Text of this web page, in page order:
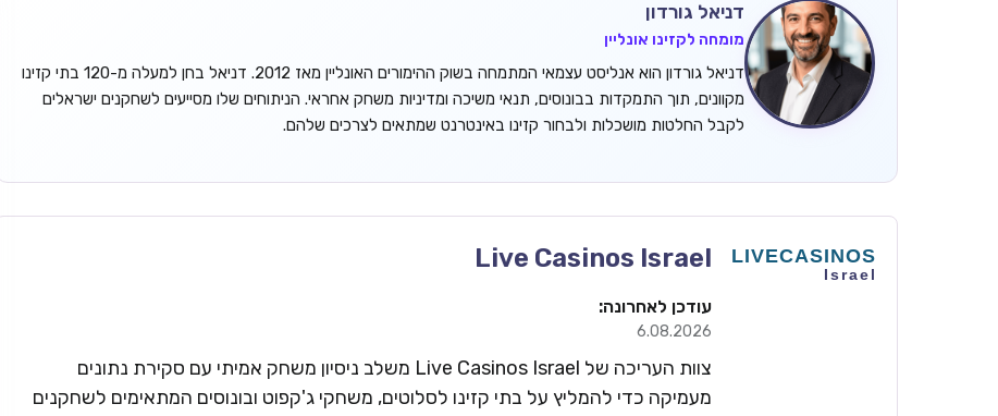
דניאל גורדון
מומחה לקזינו אונליין
דניאל גורדון הוא אנליסט עצמאי המתמחה בשוק ההימורים האונליין מאז 2012. דניאל בחן למעלה מ-120 בתי קזינו
מקוונים, תוך התמקדות בבונוסים, תנאי משיכה ומדיניות משחק אחראי. הניתוחים שלו מסייעים לשחקנים ישראלים
לקבל החלטות מושכלות ולבחור קזינו באינטרנט שמתאים לצרכים שלהם.
Live Casinos Israel
עודכן לאחרונה:
6.08.2026
צוות העריכה של Live Casinos Israel משלב ניסיון משחק אמיתי עם סקירת נתונים
מעמיקה כדי להמליץ על בתי קזינו לסלוטים, משחקי ג'קפוט ובונוסים המתאימים לשחקנים